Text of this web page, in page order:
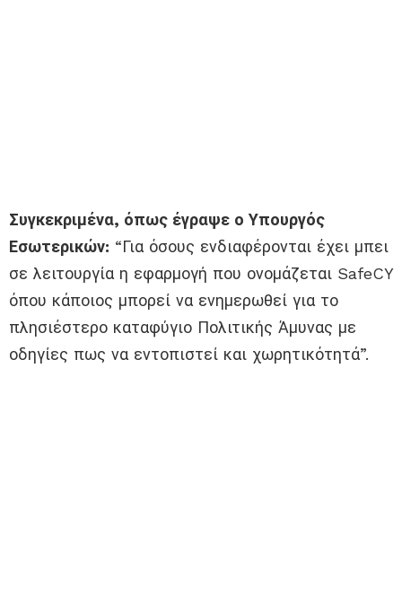
Συγκεκριμένα, όπως έγραψε ο Υπουργός
Εσωτερικών: “Για όσους ενδιαφέρονται έχει μπει
σε λειτουργία η εφαρμογή που ονομάζεται SafeCY
όπου κάποιος μπορεί να ενημερωθεί για το
πλησιέστερο καταφύγιο Πολιτικής Άμυνας με
οδηγίες πως να εντοπιστεί και χωρητικότητά”.